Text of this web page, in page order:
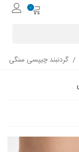
0
/ گردنبند چیپسی سنگی